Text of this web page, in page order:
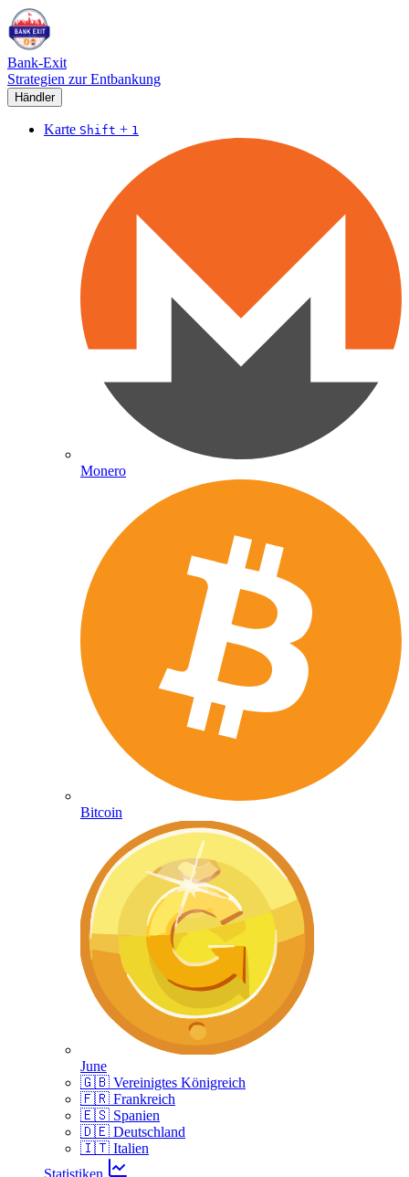
Bank-Exit
Strategien zur Entbankung
Händler
Karte Shift + 1
Monero
Bitcoin
June
🇬🇧 Vereinigtes Königreich
🇫🇷 Frankreich
🇪🇸 Spanien
🇩🇪 Deutschland
🇮🇹 Italien
Statistiken